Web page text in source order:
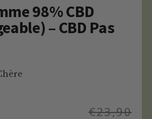
98% CBD
– CBD Pas
€23,90